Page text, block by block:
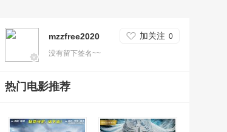
mzzfree2020 加关注 0
没有留下签名~~
热门电影推荐